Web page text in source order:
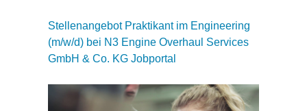
Stellenangebot Praktikant im Engineering
(m/w/d) bei N3 Engine Overhaul Services
GmbH & Co. KG Jobportal